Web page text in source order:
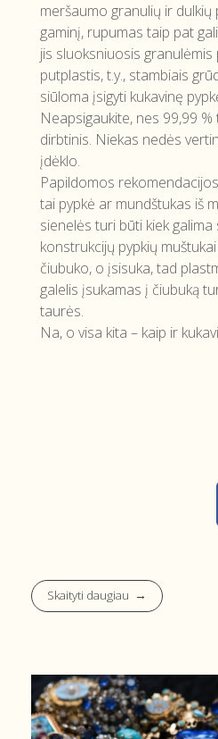
meršaumo granulių ir
gaminį, rupumas taip pat
jis sluoksniuosis granulėmis
putplastis, t.y., stambiais
siūloma įsigyti kukavinę
Neapsigaukite, nes 99,99 %
dirbtinis. Niekas nedės
įdėklo.
Papildomos
tai pypkė ar mundštukas iš
sienelės turi būti kiek
konstrukcijų pypkių
čiubuko, o įsisuka, tad
galelis įsukamas į čiubuką
taurės.
Na, o visa kita – kaip ir
Skaityti daugiau